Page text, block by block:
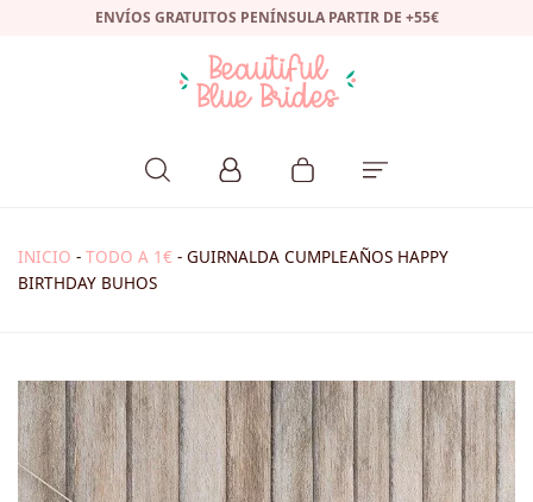
ENVÍOS GRATUITOS PENÍNSULA PARTIR DE +55€
INICIO - TODO A 1€ - GUIRNALDA CUMPLEAÑOS HAPPY
BIRTHDAY BUHOS